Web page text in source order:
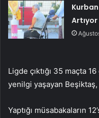
Artıyor
Ligde çıktığı 35 maçta
yenilgi yaşayan
Yaptığı müsabakaların